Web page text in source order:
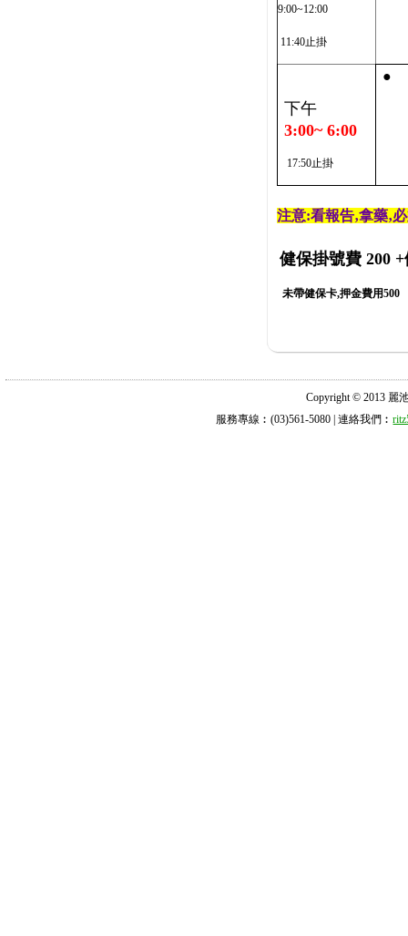
9:00~12:00
11:40止掛
下午
3:00~ 6:00
17:50止掛
●
注意:看報告‚拿藥‚
健保掛號費 200 +
未帶健保卡,押金費用500
Copyright © 2013 麗
服務專線︰(03)561-5080 | 連絡我們︰